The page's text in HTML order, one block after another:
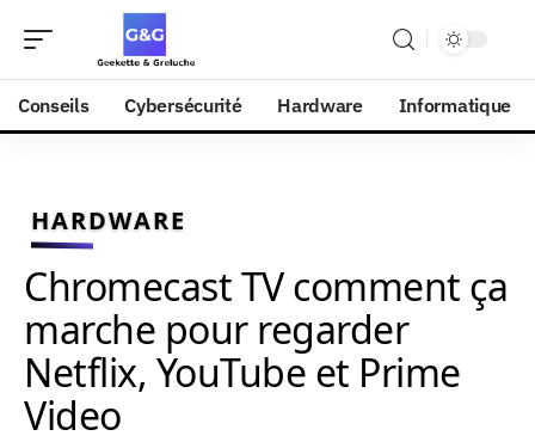
Conseils Cybersécurité Hardware Informatique
HARDWARE
Chromecast TV comment ça
marche pour regarder
Netflix, YouTube et Prime
Video